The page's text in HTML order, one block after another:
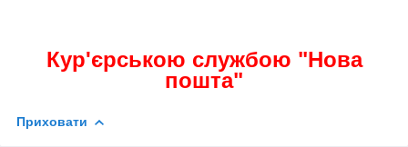
Кур'єрською службою "Нова
пошта"
Приховати